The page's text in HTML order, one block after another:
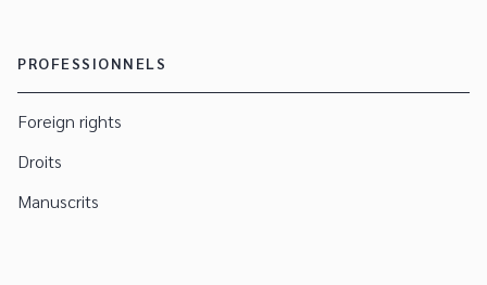
PROFESSIONNELS
Foreign rights
Droits
Manuscrits